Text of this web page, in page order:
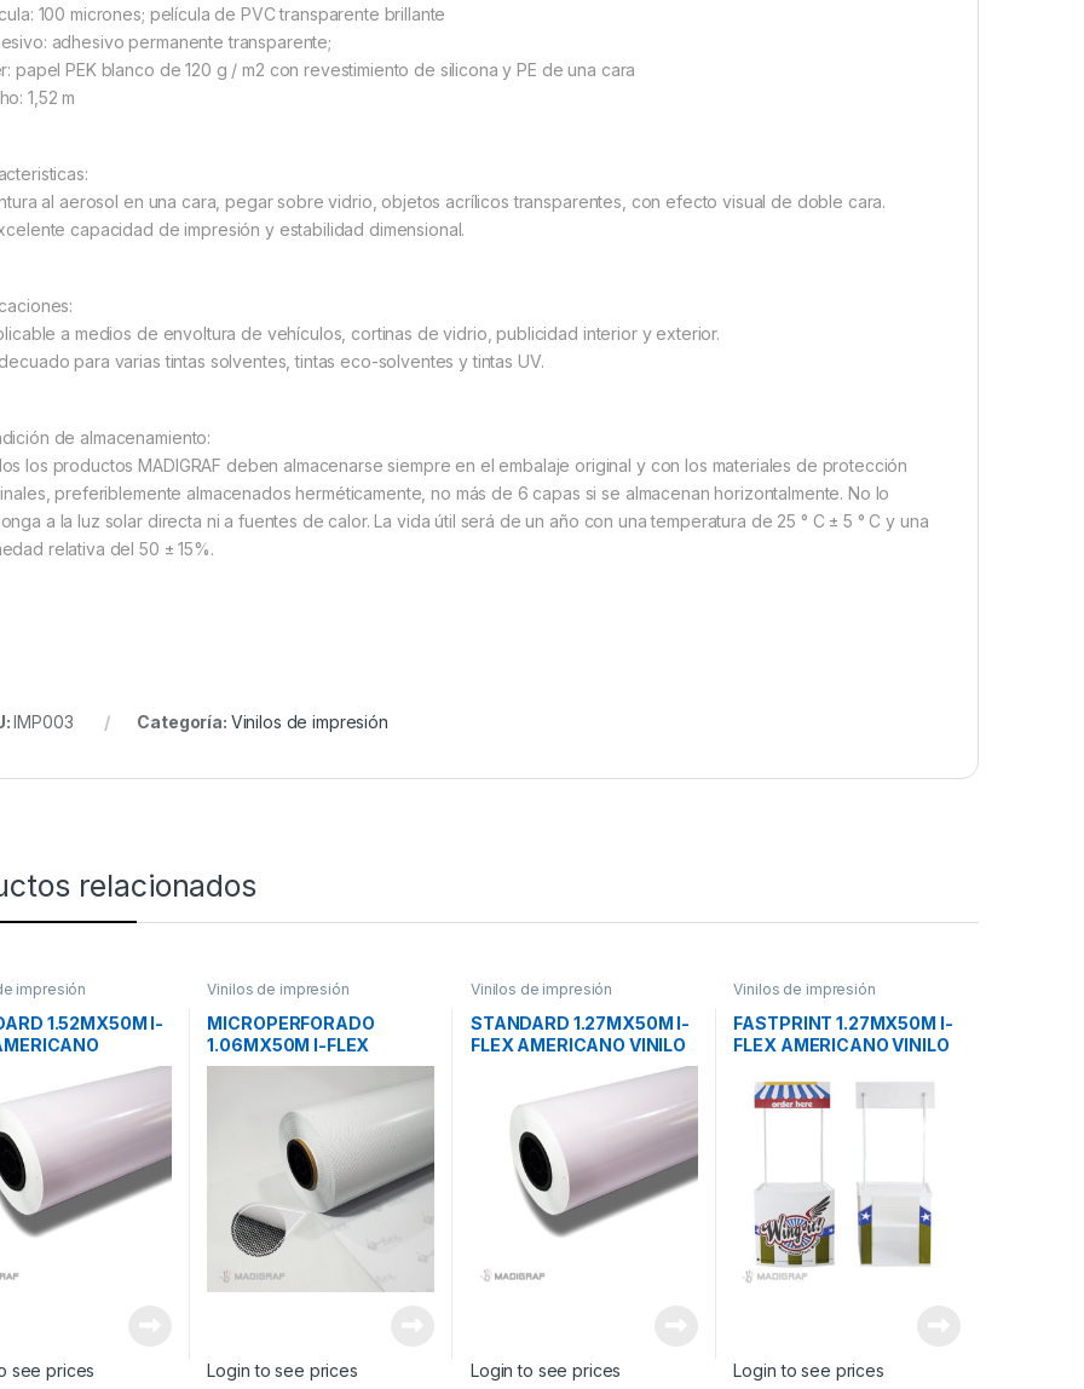
100 micrones; película de PVC transparente brillante
adhesivo permanente transparente;
papel PEK blanco de 120 g / m2 con revestimiento de silicona y PE de una cara
1,52 m
al aerosol en una cara, pegar sobre vidrio, objetos acrílicos transparentes, con efecto visual de doble cara.
capacidad de impresión y estabilidad dimensional.
a medios de envoltura de vehículos, cortinas de vidrio, publicidad interior y exterior.
para varias tintas solventes, tintas eco-solventes y tintas UV.
de almacenamiento:
los productos MADIGRAF deben almacenarse siempre en el embalaje original y con los materiales de protección
preferiblemente almacenados herméticamente, no más de 6 capas si se almacenan horizontalmente. No lo
a la luz solar directa ni a fuentes de calor. La vida útil será de un año con una temperatura de 25 ° C ± 5 ° C y una
relativa del 50 ± 15%.
IMP003 Categoría: Vinilos de impresión
relacionados
impresión
1.52MX50M I-
see prices
Vinilos de impresión
MICROPERFORADO
1.06MX50M I-FLEX
AMERICANO VINILO
Login to see prices
Vinilos de impresión
STANDARD 1.27MX50M I-
FLEX AMERICANO VINILO
IMPRESION BRILLANTE
Login to see prices
Vinilos de impresión
FASTPRINT 1.27MX50M I-
FLEX AMERICANO VINILO
Login to see prices